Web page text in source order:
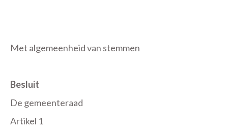
Met algemeenheid van stemmen
Besluit
De gemeenteraad
Artikel 1